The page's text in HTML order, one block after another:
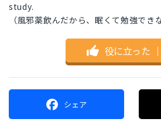
study.
（風邪薬飲んだから、眠くて勉強でき
役に立った ｜
シェア